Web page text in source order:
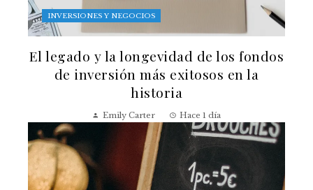
INVERSIONES Y NEGOCIOS
El legado y la longevidad de los fondos
de inversión más exitosos en la
historia
Emily Carter Hace 1 día